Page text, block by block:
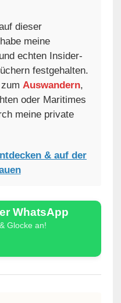
dieser
meine
echten Insider-
festgehalten.
Auswandern,
oder Maritimes
meine private
& auf der
WhatsApp
Glocke an!